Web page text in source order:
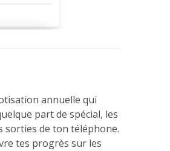
annuelle qui
part de spécial, les
sorties de ton téléphone.
tes progrès sur les